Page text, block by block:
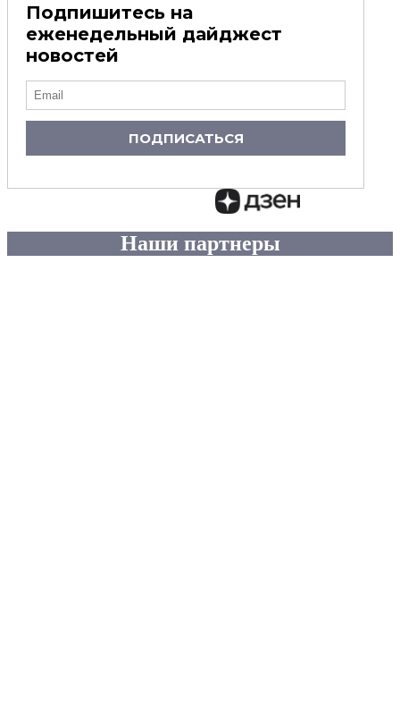
Подпишитесь на
еженедельный дайджест
новостей
ПОДПИСАТЬСЯ
Наши партнеры